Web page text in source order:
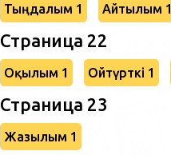
Тыңдалым 1 Айтылым 1
Страница 22
Оқылым 1 Ойтүрткі 1
Страница 23
Жазылым 1